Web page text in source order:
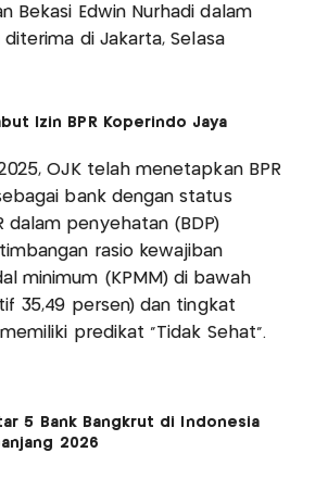
Bekasi Edwin Nurhadi dalam
di Jakarta, Selasa
Izin BPR Koperindo Jaya
OJK telah menetapkan BPR
bank dengan status
dalam penyehatan (BDP)
rasio kewajiban
minimum (KPMM) di bawah
35,49 persen) dan tingkat
predikat "Tidak Sehat".
5 Bank Bangkrut di Indonesia
2026